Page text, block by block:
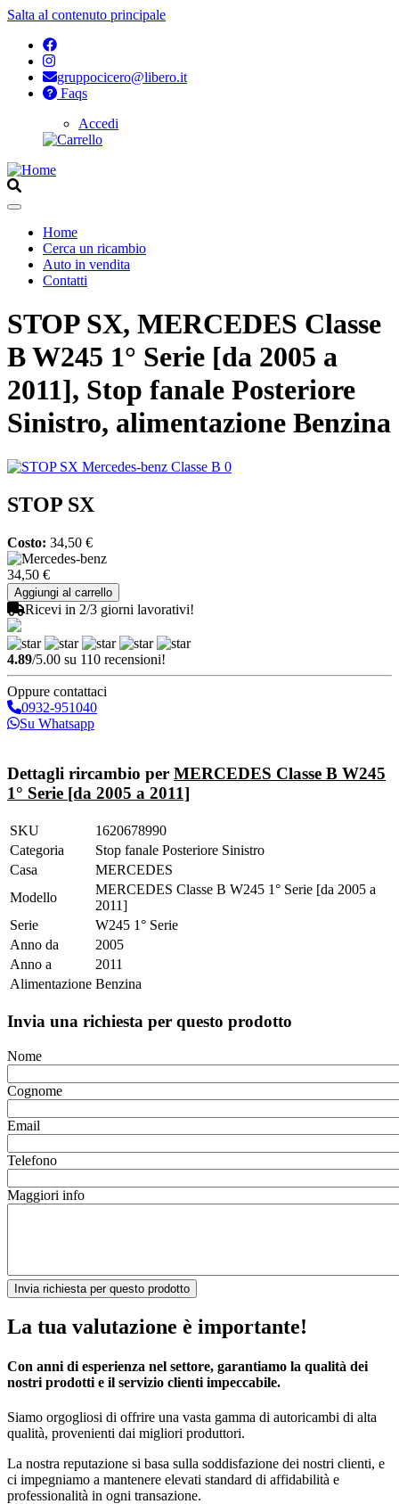
Salta al contenuto principale
gruppocicero@libero.it
Faqs
Accedi
Opzioni
di
per
Aperto
Navigazione
principale
Home
Cerca un ricambio
Auto in vendita
Contatti
STOP SX, MERCEDES Classe
B W245 1° Serie [da 2005 a
2011], Stop fanale Posteriore
Sinistro, alimentazione Benzina
STOP SX
Costo: 34,50 €
34,50 €
Ricevi in 2/3 giorni lavorativi!
4.89/5.00 su 110 recensioni!
Oppure contattaci
0932-951040
Su Whatsapp
Dettagli rircambio per MERCEDES Classe B W245
1° Serie [da 2005 a 2011]
SKU
1620678990
Categoria
Stop fanale Posteriore Sinistro
Casa
MERCEDES
Modello
MERCEDES Classe B W245 1° Serie [da 2005 a
2011]
Serie
W245 1° Serie
Anno da
2005
Anno a
2011
Alimentazione Benzina
Invia una richiesta per questo prodotto
Nome
Cognome
Email
Telefono
Maggiori info
La tua valutazione è importante!
Con anni di esperienza nel settore, garantiamo la qualità dei
nostri prodotti e il servizio clienti impeccabile.
Siamo orgogliosi di offrire una vasta gamma di autoricambi di alta
qualità, provenienti dai migliori produttori.
La nostra reputazione si basa sulla soddisfazione dei nostri clienti, e
ci impegniamo a mantenere elevati standard di affidabilità e
professionalità in ogni transazione.